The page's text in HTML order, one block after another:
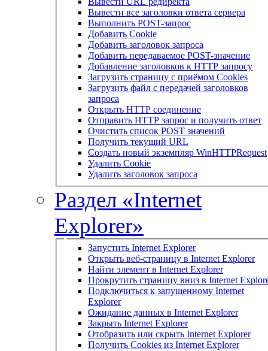
Вывести все заголовки ответа сервера
Выполнить POST-запрос
Добавить Cookie
Добавить заголовок запроса
Добавить передаваемое POST-значение
Добавление заголовков к HTTP запросу
Загрузить страницу с приёмом Cookies
Загрузить файл с передачей заголовков
запроса
Открыть HTTP соединение
Отправить HTTP запрос и получить ответ
Очистить список POST значений
Получить текущий URL
Создать новый экземпляр WinHTTPRequest
Удалить Cookie
Удалить заголовок запроса
Раздел «Internet
Explorer»
Запустить Internet Explorer
Открыть веб-страницу в Internet Explorer
Найти элемент в Internet Explorer
Прокрутить страницу вниз в Internet
Подключиться к запущенному Internet
Explorer
Ожидание данных в Internet Explorer
Закрыть Internet Explorer
Отобразить или скрыть Internet Explorer
Получить Cookies из Internet Explorer